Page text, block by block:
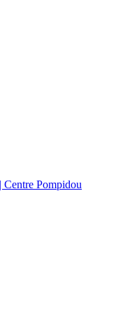
Centre Pompidou